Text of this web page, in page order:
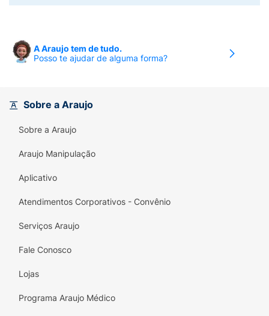
Vitamina E, um potente antioxidante que
suplemento ideal para quem busca suporte
natural para a saúde das articulações, auxílio
isso com a pureza e o compromisso "Clean
Label" da True Source.
corpo absorva o máximo do nutriente,
evitando desperdícios.
Poderoso Anti-inflamatório:
muscular.
Ação Antioxidante:
celular.
A Araujo tem de tudo.
Posso te ajudar de alguma forma?
Sobre a Araujo
Sobre a Araujo
Araujo Manipulação
Aplicativo
Atendimentos Corporativos - Convênio
Serviços Araujo
Fale Conosco
Lojas
Programa Araujo Médico